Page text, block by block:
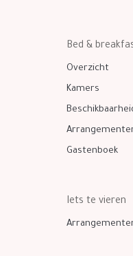
Bed &
Overzicht
Kamers
Gastenboek
Iets te vieren